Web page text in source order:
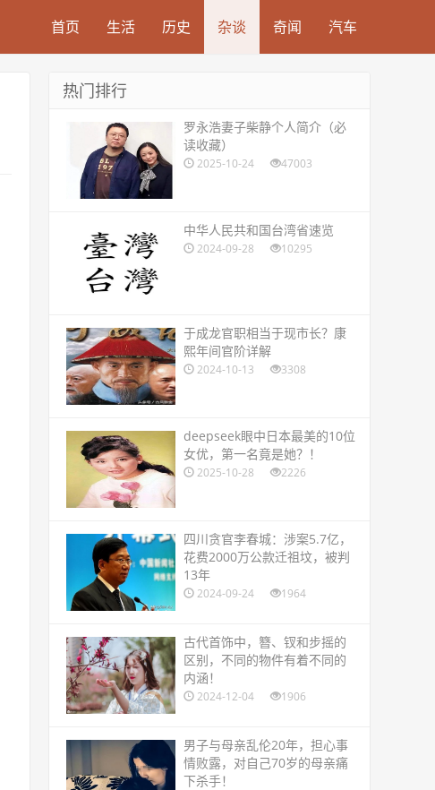
首页 生活 历史 杂谈 奇闻 汽车
热门排行
​罗永浩妻子柴静个人简介（必
读收藏）
2025-10-24 47003
​中华人民共和国台湾省速览
2024-09-28 10295
​于成龙官职相当于现市长？康
熙年间官阶详解
2024-10-13 3308
​deepseek眼中日本最美的10位
女优，第一名竟是她？！
2025-10-28 2226
​四川贪官李春城：涉案5.7亿，
花费2000万公款迁祖坟，被判
13年
2024-09-24 1964
​古代首饰中，簪、钗和步摇的
区别，不同的物件有着不同的
内涵！
2024-12-04 1906
​男子与母亲乱伦20年，担心事
情败露，对自己70岁的母亲痛
下杀手！